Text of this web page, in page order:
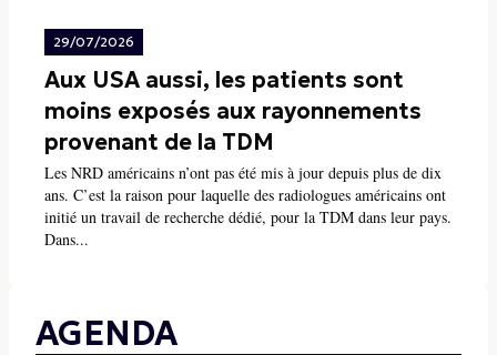
29/07/2026
Aux USA aussi, les patients sont
moins exposés aux rayonnements
provenant de la TDM
Les NRD américains n’ont pas été mis à jour depuis plus de dix
ans. C’est la raison pour laquelle des radiologues américains ont
initié un travail de recherche dédié, pour la TDM dans leur pays.
Dans...
AGENDA